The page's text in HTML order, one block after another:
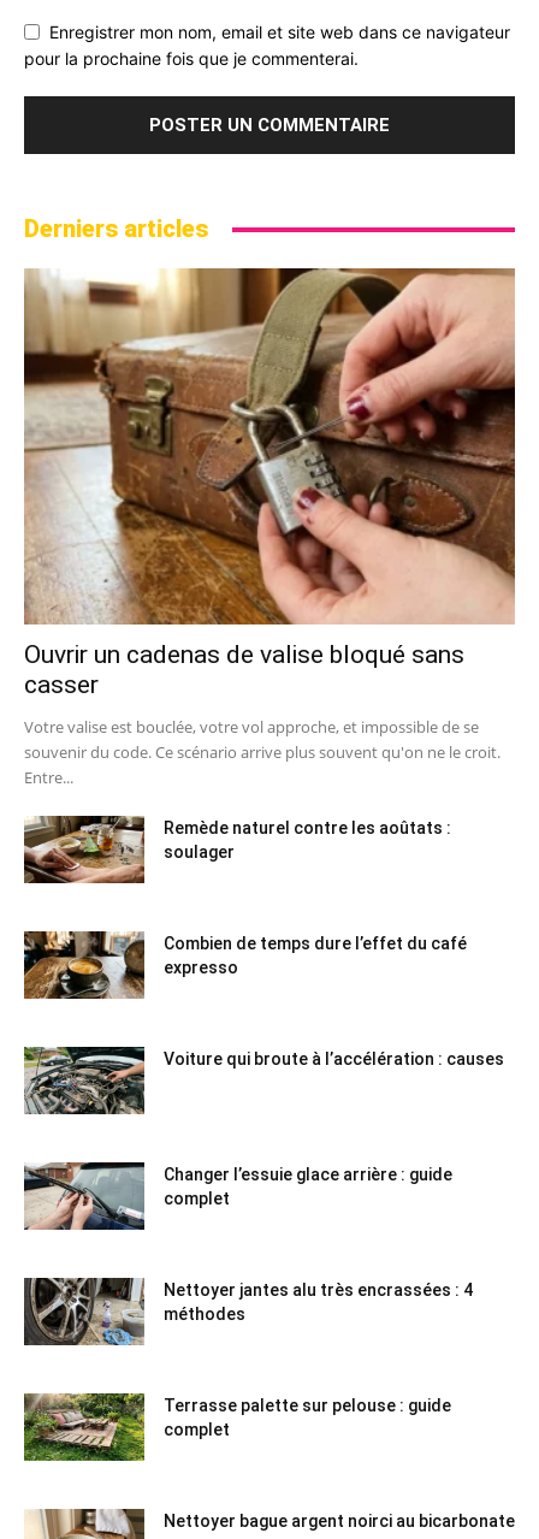
Enregistrer mon nom, email et site web dans ce navigateur
pour la prochaine fois que je commenterai.
Derniers articles
Ouvrir un cadenas de valise bloqué sans
casser
Votre valise est bouclée, votre vol approche, et impossible de se
souvenir du code. Ce scénario arrive plus souvent qu'on ne le croit.
Entre...
Remède naturel contre les aoûtats :
soulager
Combien de temps dure l’effet du café
expresso
Voiture qui broute à l’accélération : causes
Changer l’essuie glace arrière : guide
complet
Nettoyer jantes alu très encrassées : 4
méthodes
Terrasse palette sur pelouse : guide
complet
Nettoyer bague argent noirci au bicarbonate